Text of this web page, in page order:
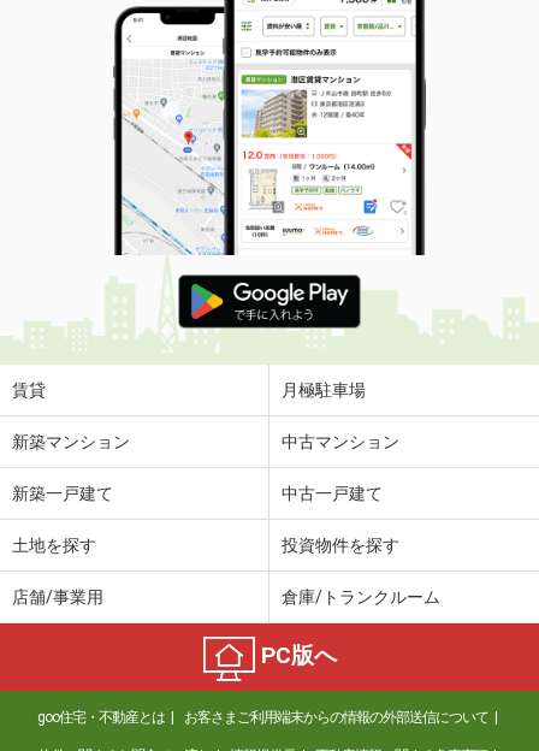
賃貸 月極駐車場
新築マンション 中古マンション
新築一戸建て 中古一戸建て
土地を探す 投資物件を探す
店舗/事業用 倉庫/トランクルーム
PC版へ
goo住宅・不動産とは お客さまご利用端末からの情報の外部送信について